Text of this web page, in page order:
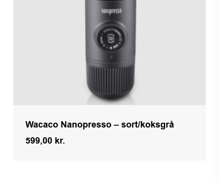
Wacaco Nanopresso – sort/koksgrå
599,00 kr.